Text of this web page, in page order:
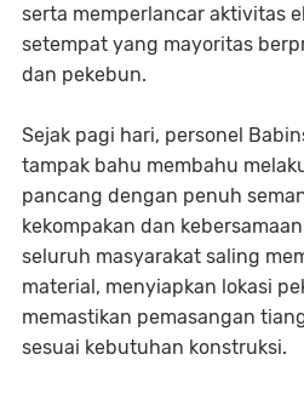
serta memperlancar aktivitas
setempat yang mayoritas
dan pekebun.
Sejak pagi hari, personel
tampak bahu membahu
pancang dengan penuh
kekompakan dan
seluruh masyarakat saling
material, menyiapkan lokasi
memastikan pemasangan
sesuai kebutuhan konstruksi.